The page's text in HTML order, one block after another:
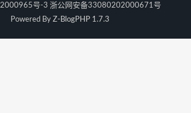
号-3 浙公网安备33080202000671号
Powered By Z-BlogPHP 1.7.3